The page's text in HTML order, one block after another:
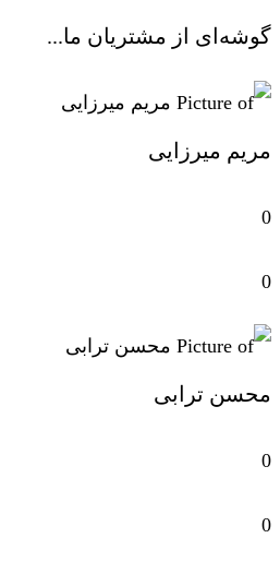
گوشه‌ای از مشتریان ما...
مریم میرزایی
0
0
محسن ترابی
0
0